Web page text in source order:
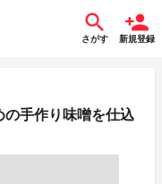
さがす 新規登録
の手作り味噌を仕込